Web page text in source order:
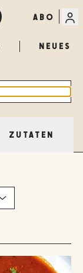
ABO
NEUES
ZUTATEN